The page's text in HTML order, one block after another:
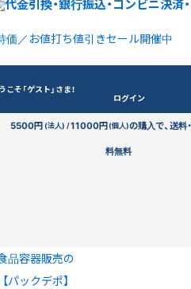
価／お値打ち値引きセール開催中
こそ「ゲスト」さま！
ログイン
5500円(法人) /11000円(個人)の購入で、送料
料無料
品容器販売の
【パックデポ】